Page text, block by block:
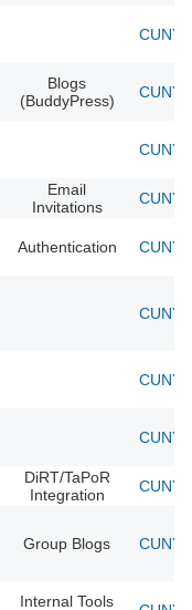
CUNY
Blogs
(BuddyPress)
CUNY
CUNY
Email
Invitations
CUNY
Authentication CUNY
CUNY
CUNY
CUNY
DiRT/TaPoR
Integration
CUNY
Group Blogs CUNY
Internal Tools